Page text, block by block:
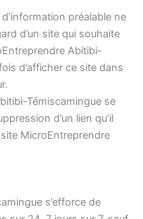
préalable ne
d’un site qui souhaite
Abitibi-
d’afficher ce site dans
Témiscamingue se
d’un lien qu’il
MicroEntreprendre
s’efforce de